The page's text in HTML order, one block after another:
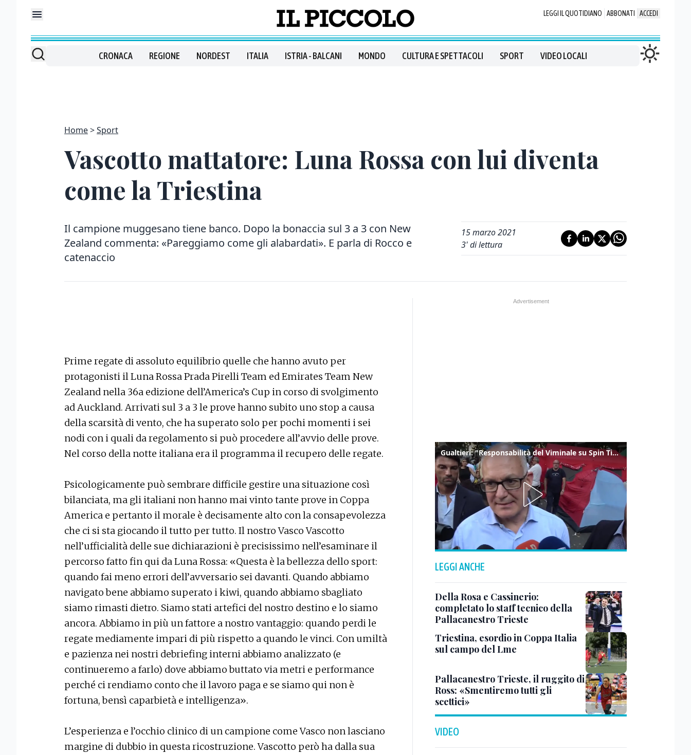
LEGGI IL QUOTIDIANO ABBONATI ACCEDI
CRONACA REGIONE NORDEST ITALIA ISTRIA - BALCANI MONDO CULTURA E SPETTACOLI SPORT VIDEO LOCALI
Home Sport
Vascotto mattatore: Luna Rossa con lui diventa
come la Triestina
Il campione muggesano tiene banco. Dopo la bonaccia sul 3 a 3 con New
Zealand commenta: «Pareggiamo come gli alabardati». E parla di Rocco e
catenaccio
15 marzo 2021
3' di lettura
Prime regate di assoluto equilibrio quelle che hanno avuto per
protagonisti il Luna Rossa Prada Pirelli Team ed Emirates Team New
Zealand nella 36a edizione dell’America’s Cup in corso di svolgimento
ad Auckland. Arrivati sul 3 a 3 le prove hanno subito uno stop a causa
della scarsità di vento, che ha superato solo per pochi momenti i sei
nodi con i quali da regolamento si può procedere all’avvio delle prove.
Nel corso della notte italiana era il programma il recupero delle regate.
Psicologicamente può sembrare difficile gestire una situazione così
bilanciata, ma gli italiani non hanno mai vinto tante prove in Coppa
America e pertanto il morale è decisamente alto con la consapevolezza
che ci si sta giocando il tutto per tutto. Il nostro Vasco Vascotto
nell’ufficialità delle sue dichiarazioni è precisissimo nell’esaminare il
percorso fatto fin qui da Luna Rossa: «Questa è la bellezza dello sport:
quando fai meno errori dell’avversario sei davanti. Quando abbiamo
navigato bene abbiamo superato i kiwi, quando abbiamo sbagliato
siamo rimasti dietro. Siamo stati artefici del nostro destino e lo siamo
ancora. Abbiamo in più un fattore a nostro vantaggio: quando perdi le
regate mediamente impari di più rispetto a quando le vinci. Con umiltà
e pazienza nei nostri debriefing interni abbiamo analizzato (e
continueremo a farlo) dove abbiamo buttato via metri e performance
perché ci rendiamo conto che il lavoro paga e se siamo qui non è
fortuna, bensì caparbietà e intelligenza».
L’esperienza e l’occhio clinico di un campione come Vasco non lasciano
margine di dubbio in questa ricostruzione. Vascotto però ha dalla sua
Gualtieri: "Responsabilità del Viminale su Spin Time? La posizione dei partiti è nota"
LEGGI ANCHE
Della Rosa e Cassinerio:
completato lo staff tecnico della
Pallacanestro Trieste
Triestina, esordio in Coppa Italia
sul campo del Lme
Pallacanestro Trieste, il ruggito di
Ross: «Smentiremo tutti gli
scettici»
VIDEO